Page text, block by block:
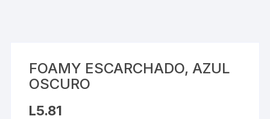
FOAMY ESCARCHADO, AZUL
OSCURO
L5.81